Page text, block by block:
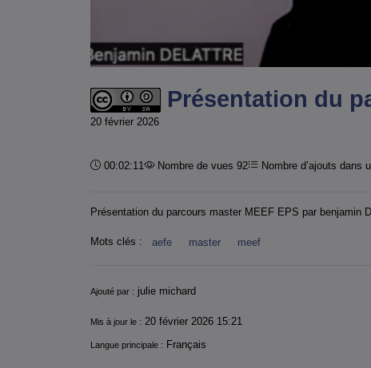
Présentation du
20 février 2026
Durée :
00:02:11 Nombre de vues 92 Nombre d’ajouts dans
Présentation du parcours master MEEF EPS par benjamin
Mots clés : aefe master meef
Informations
Ajouté par : julie michard
Mis à jour le : 20 février 2026 15:21
Langue principale : Français